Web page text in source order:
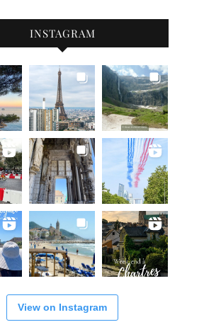
INSTAGRAM
View on Instagram